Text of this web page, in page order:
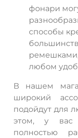
фонари
способы
любом
В нашем
широкий
подойдут для
этом, у вас
полностью